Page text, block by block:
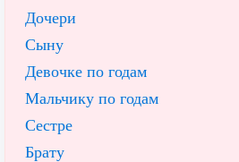
Дочери
Сыну
Девочке по годам
Мальчику по годам
Сестре
Брату